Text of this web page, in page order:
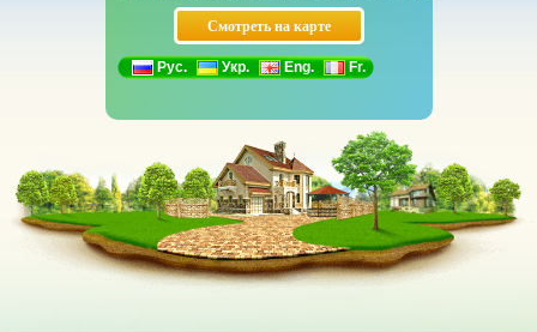
Смотреть на карте
Рус. Укр. Eng. Fr.
Прайсы